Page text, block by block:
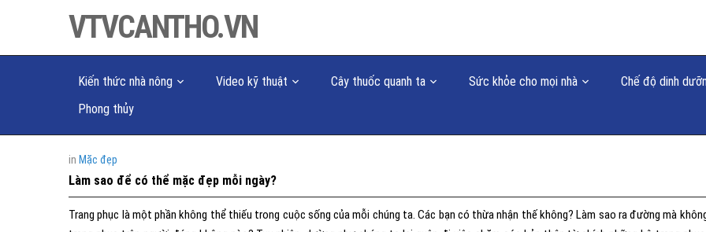
VTVCANTHO.VN
Kiến thức nhà nông Video kỹ thuật Cây thuốc quanh ta Sức khỏe cho mọi nhà
Chế độ dinh
Phong thủy
in Mặc đẹp
Làm sao để có thể mặc đẹp mỗi ngày?
Trang phục là một phần không thể thiếu trong cuộc sống của mỗi chúng ta. Các bạn có thừa nhận thế không? Làm sao ra đường mà